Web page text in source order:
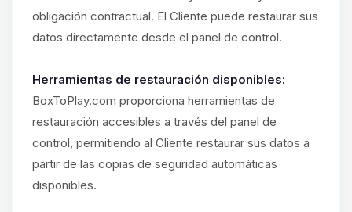
obligación contractual. El Cliente puede restaurar sus
datos directamente desde el panel de control.
Herramientas de restauración disponibles:
BoxToPlay.com proporciona herramientas de
restauración accesibles a través del panel de
control, permitiendo al Cliente restaurar sus datos a
partir de las copias de seguridad automáticas
disponibles.